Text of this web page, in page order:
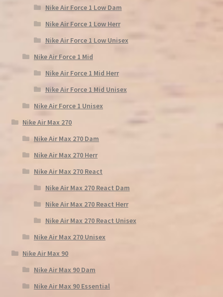
Nike Air Force 1 Low Dam
Nike Air Force 1 Low Herr
Nike Air Force 1 Low Unisex
Nike Air Force 1 Mid
Nike Air Force 1 Mid Herr
Nike Air Force 1 Mid Unisex
Nike Air Force 1 Unisex
Nike Air Max 270
Nike Air Max 270 Dam
Nike Air Max 270 Herr
Nike Air Max 270 React
Nike Air Max 270 React Dam
Nike Air Max 270 React Herr
Nike Air Max 270 React Unisex
Nike Air Max 270 Unisex
Nike Air Max 90
Nike Air Max 90 Dam
Nike Air Max 90 Essential